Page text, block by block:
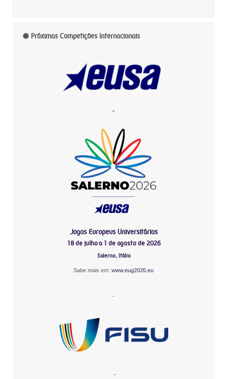
Próximas Competições Internacionais
-
Jogos Europeus Universitários
18 de julho a 1 de agosto de 2026
Salerno, Itália
Sabe mais em: www.eug2026.eu
-
-